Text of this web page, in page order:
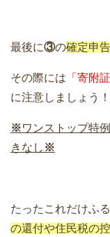
最後に③の確定申
その際には 「寄附
に注意しましょう！
※ワンストップ特
きなし ※
たったこれだけふ
の還付や住民税の